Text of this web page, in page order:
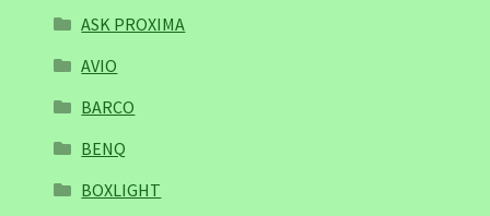
ASK PROXIMA
AVIO
BARCO
BENQ
BOXLIGHT